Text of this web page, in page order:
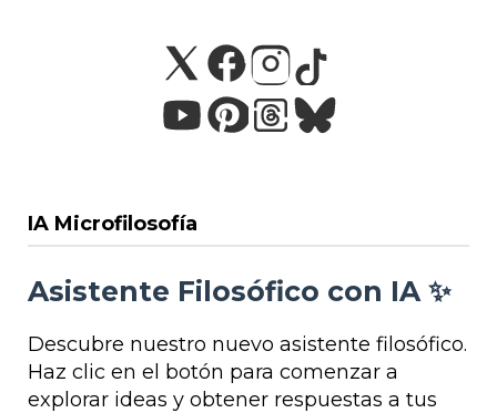
IA Microfilosofía
Asistente Filosófico con IA ✨
Descubre nuestro nuevo asistente filosófico.
Haz clic en el botón para comenzar a
explorar ideas y obtener respuestas a tus